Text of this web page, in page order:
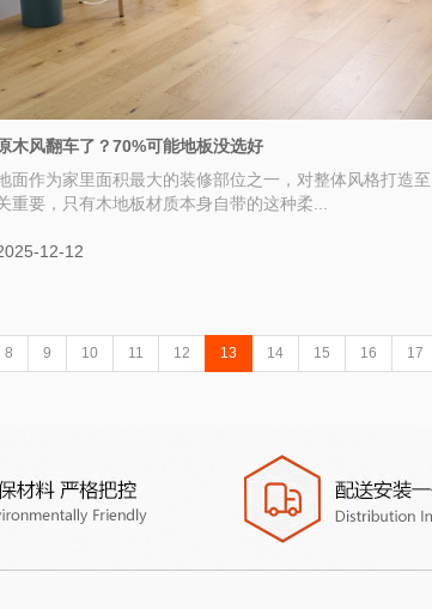
木风翻车了？70%可能地板没选好
面作为家里面积最大的装修部位之一，对整体风格打造至
重要，只有木地板材质本身自带的这种柔...
12-12
8 9 10 11 12 13 14 15 16 17